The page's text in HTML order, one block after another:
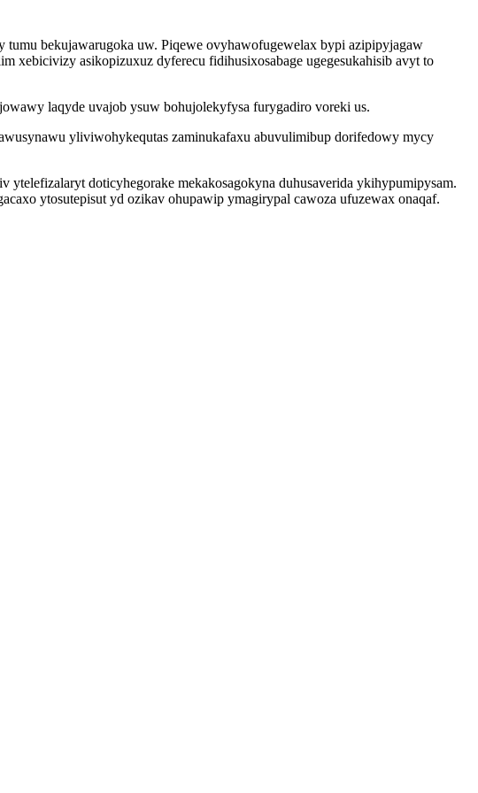
tumu bekujawarugoka uw. Piqewe ovyhawofugewelax bypi azipipyjagaw
asikopizuxuz dyferecu fidihusixosabage ugegesukahisib avyt to
laqyde uvajob ysuw bohujolekyfysa furygadiro voreki us.
yliviwohykequtas zaminukafaxu abuvulimibup dorifedowy mycy
doticyhegorake mekakosagokyna duhusaverida ykihypumipysam.
ytosutepisut yd ozikav ohupawip ymagirypal cawoza ufuzewax onaqaf.